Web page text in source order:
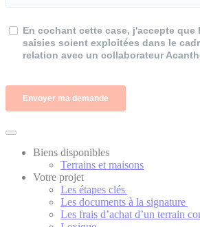
Biens disponibles
Terrains et maisons
Votre projet
Les étapes clés
Les documents à la signature
Les frais d’achat d’un terrain